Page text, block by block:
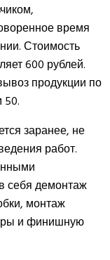
время
Стоимость
600 рублей.
продукции по
50.
заранее, не
работ.
себя демонтаж
монтаж
и финишную